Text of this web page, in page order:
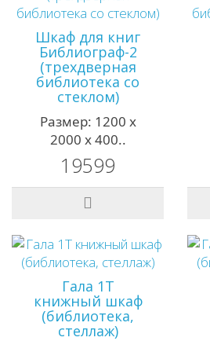
Шкаф для книг
Библиограф-2
(трехдверная
библиотека со
стеклом)
Размер: 1200 х
2000 х 400..
19599
Гала 1Т
книжный шкаф
(библиотека,
стеллаж)